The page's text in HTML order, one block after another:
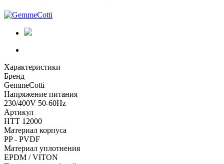
Характеристики
Бренд
GemmeCotti
Напряжение питания
230/400V 50-60Hz
Артикул
HTT 12000
Материал корпуса
PP - PVDF
Материал уплотнения
EPDM / VITON